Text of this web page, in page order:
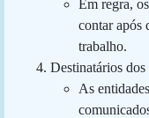
Em regra,
contar após
trabalho.
Destinatários dos
As